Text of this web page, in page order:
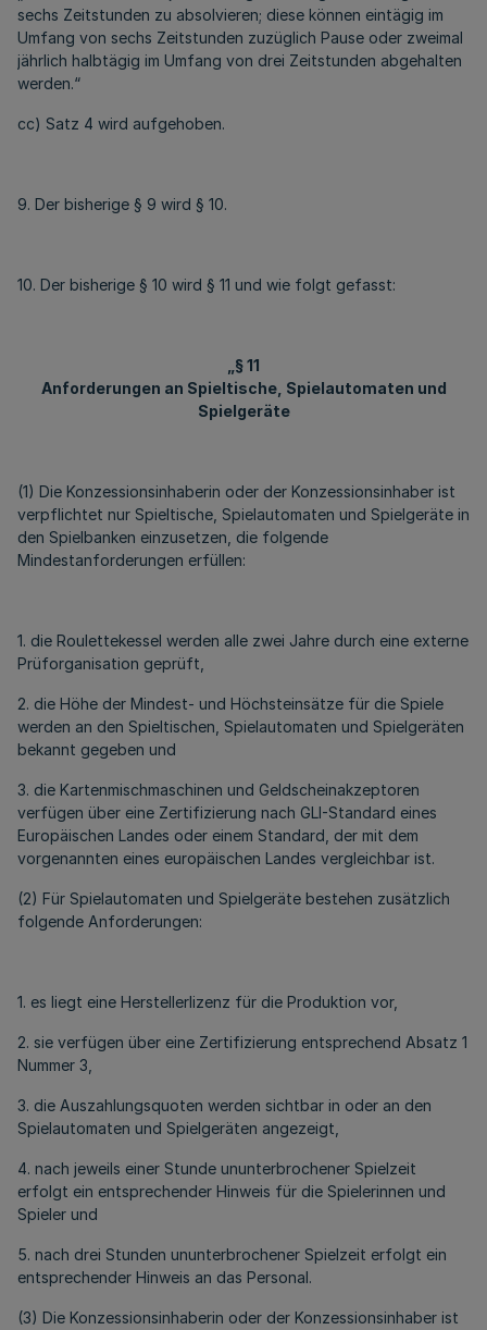
sechs Zeitstunden zu absolvieren; diese können eintägig im
Umfang von sechs Zeitstunden zuzüglich Pause oder zweimal
jährlich halbtägig im Umfang von drei Zeitstunden abgehalten
werden.“
cc) Satz 4 wird aufgehoben.
9. Der bisherige § 9 wird § 10.
10. Der bisherige § 10 wird § 11 und wie folgt gefasst:
„§ 11
Anforderungen an Spieltische, Spielautomaten und
Spielgeräte
(1) Die Konzessionsinhaberin oder der Konzessionsinhaber ist
verpflichtet nur Spieltische, Spielautomaten und Spielgeräte in
den Spielbanken einzusetzen, die folgende
Mindestanforderungen erfüllen:
1. die Roulettekessel werden alle zwei Jahre durch eine externe
Prüforganisation geprüft,
2. die Höhe der Mindest- und Höchsteinsätze für die Spiele
werden an den Spieltischen, Spielautomaten und Spielgeräten
bekannt gegeben und
3. die Kartenmischmaschinen und Geldscheinakzeptoren
verfügen über eine Zertifizierung nach GLI-Standard eines
Europäischen Landes oder einem Standard, der mit dem
vorgenannten eines europäischen Landes vergleichbar ist.
(2) Für Spielautomaten und Spielgeräte bestehen zusätzlich
folgende Anforderungen:
1. es liegt eine Herstellerlizenz für die Produktion vor,
2. sie verfügen über eine Zertifizierung entsprechend Absatz 1
Nummer 3,
3. die Auszahlungsquoten werden sichtbar in oder an den
Spielautomaten und Spielgeräten angezeigt,
4. nach jeweils einer Stunde ununterbrochener Spielzeit
erfolgt ein entsprechender Hinweis für die Spielerinnen und
Spieler und
5. nach drei Stunden ununterbrochener Spielzeit erfolgt ein
entsprechender Hinweis an das Personal.
(3) Die Konzessionsinhaberin oder der Konzessionsinhaber ist